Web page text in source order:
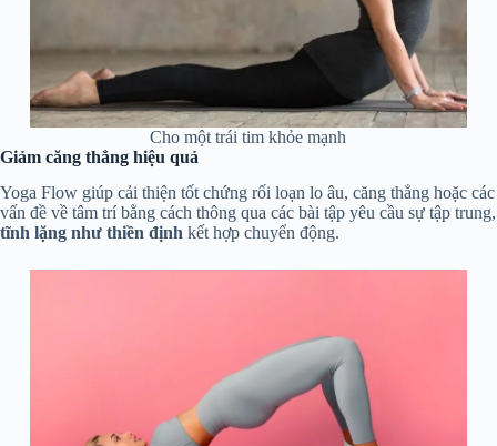
Cho một trái tim khỏe mạnh
Giảm căng thẳng hiệu quả
Yoga Flow giúp cải thiện tốt chứng rối loạn lo âu, căng thẳng hoặc các
vấn đề về tâm trí bằng cách thông qua các bài tập yêu cầu sự tập trung,
tĩnh lặng như thiền định kết hợp chuyển động.